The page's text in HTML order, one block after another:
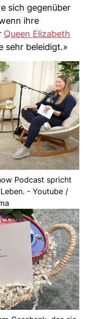
sich gegenüber
ihre
Queen Elizabeth
sehr beleidigt.»
Podcast spricht
- Youtube /